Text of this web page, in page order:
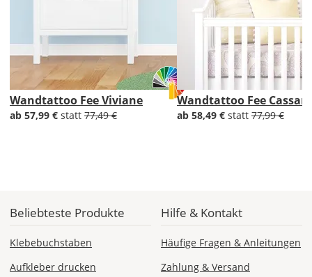
Di., 18.08. -
Sa., 22.08.
1,99 EUR
ohne
Produktionsaufschlag
Versandkosten 1,99
EUR
Fr., 14.08. - Di.,
18.08.
ab 7,98
Wandtattoo Fee Viviane
ab 57,99 € statt 77,49 €
Wandtattoo Fee
ab 58,49 € statt 77,99 €
Beliebteste Produkte
Klebebuchstaben
Aufkleber drucken
Hilfe & Kontakt
Häufige Fragen & Anleitungen
Zahlung & Versand